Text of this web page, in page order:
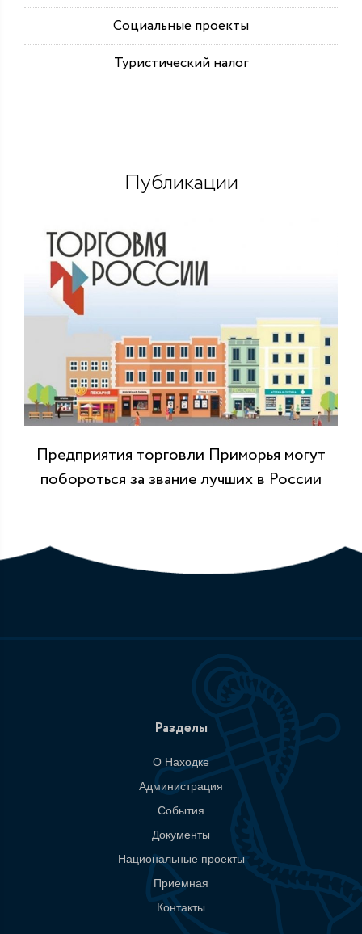
Социальные проекты
Туристический налог
Публикации
Предприятия торговли Приморья могут
побороться за звание лучших в России
Разделы
О Находке
Администрация
События
Документы
Национальные проекты
Приемная
Контакты